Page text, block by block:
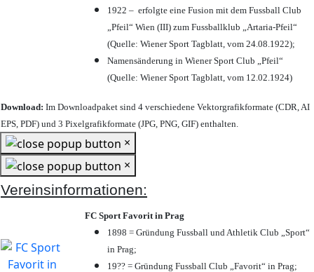
1922 – erfolgte eine Fusion mit dem Fussball Club
„Pfeil“ Wien (III) zum Fussballklub „Artaria-Pfeil“
(Quelle: Wiener Sport Tagblatt, vom 24.08.1922);
Namensänderung in Wiener Sport Club „Pfeil“
(Quelle: Wiener Sport Tagblatt, vom 12.02.1924)
Download: Im Downloadpaket sind 4 verschiedene Vektorgrafikformate (CDR, AI
EPS, PDF) und 3 Pixelgrafikformate (JPG, PNG, GIF) enthalten.
×
×
Vereinsinformationen:
FC Sport Favorit in Prag
1898 = Gründung Fussball und Athletik Club „Sport“
in Prag;
19?? = Gründung Fussball Club „Favorit“ in Prag;